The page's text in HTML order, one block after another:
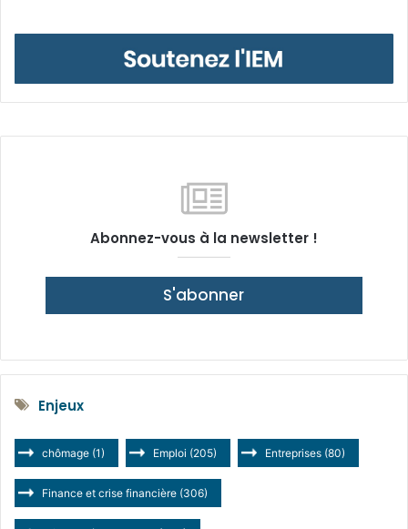
Abonnez-vous à la newsletter !
S'abonner
Enjeux
chômage (1) Emploi (205) Entreprises (80)
Finance et crise financière (306)